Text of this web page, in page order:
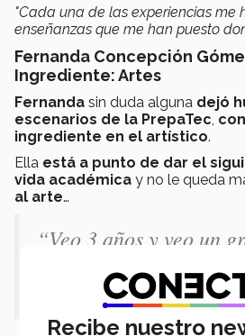
"Cada una de las experiencias me
enseñanzas que me han puesto
Fernanda Concepción
Ingrediente: Artes
Fernanda sin duda alguna dejó
escenarios de la PrepaTec,
ingrediente en el artístico.
Ella está a punto de dar el
vida académica y no le queda
al arte…
“Veo 3 años y veo un
crecimiento. Sin el arte,
hubiera sido lo mismo.”
Recibe nuestro